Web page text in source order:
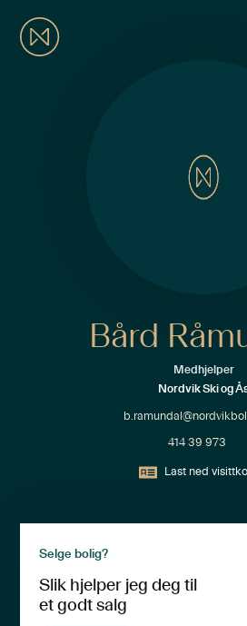
Bård
Medhjelper
Nordvik Ski og
414 39 973
Last ned
Selge bolig?
Slik hjelper jeg deg til
et godt salg